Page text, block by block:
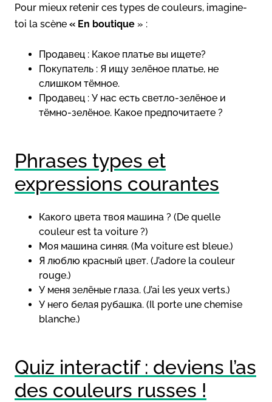
Pour mieux retenir ces types de couleurs, imagine-
toi la scène « En boutique » :
Продавец : Какое платье вы ищете?
Покупатель : Я ищу зелёное платье, не
слишком тёмное.
Продавец : У нас есть светло-зелёное и
тёмно-зелёное. Какое предпочитаете ?
Phrases types et
expressions courantes
Какого цвета твоя машина ? (De quelle
couleur est ta voiture ?)
Моя машина синяя. (Ma voiture est bleue.)
Я люблю красный цвет. (J’adore la couleur
rouge.)
У меня зелёные глаза. (J’ai les yeux verts.)
У него белая рубашка. (Il porte une chemise
blanche.)
Quiz interactif : deviens l’as
des couleurs russes !